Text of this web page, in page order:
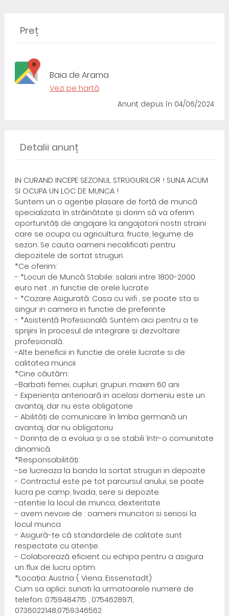
Preț
Baia de Arama
Vezi pe hartă
Anunț depusîn 04/06/2024
Detalii anunț
IN CURAND INCEPE SEZONUL STRUGURILOR ! SUNA ACUM
SI OCUPA UN LOC DE MUNCA !
Suntem un o agenție plasare de forță de muncă
specializata în străinătate și dorim să va oferim
oportunități de angajare la angajatorii nostri straini
care se ocupa cu agricultura, fructe, legume de
sezon. Se cauta oameni necalificati pentru
depozitele de sortat struguri.
*Ce oferim:
- *Locuri de Muncă Stabile: salarii intre 1800-2000
euro net , in functie de orele lucrate
- *Cazare Asigurată: Casa cu wifi , se poate sta si
singur in camera in functie de preferinte
- *Asistență Profesională: Suntem aici pentru a te
sprijini în procesul de integrare și dezvoltare
profesională.
-Alte beneficii in functie de orele lucrate si de
calitatea muncii
*Cine căutăm:
-Barbati femei, cupluri, grupuri, maxim 60 ani
- Experiența anterioară in acelasi domeniu este un
avantaj, dar nu este obligatorie
- Abilități de comunicare în limba germană un
avantaj, dar nu obligatoriu
- Dorința de a evolua și a se stabili într-o comunitate
dinamică.
*Responsabilități:
-se lucreaza la banda la sortat struguri in depozite
- Contractul este pe tot parcursul anului, se poate
lucra pe camp, livada, sere si depozite.
-atentie la locul de munca, dexteritate
- avem nevoie de : oameni muncitori si seriosi la
locul munca
- Asigură-te că standardele de calitate sunt
respectate cu atenție.
- Colaborează eficient cu echipa pentru a asigura
un flux de lucru optim.
*Locația: Austria ( Viena, Eissenstadt)
Cum sa aplici: sunati la urmatoarele numere de
telefon: 0759484715 , 0754628971,
0736022148,0759346562